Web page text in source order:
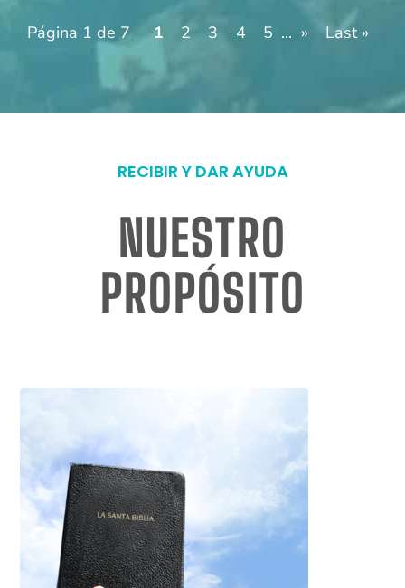
Página 1 de 7 1 2 3 4 5 ... » Last »
RECIBIR Y DAR AYUDA
NUESTRO
PROPÓSITO